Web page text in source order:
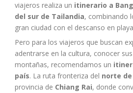
viajeros realiza un itinerario a
del sur de Tailandia, combinando
gran ciudad con el descanso en
Pero para los viajeros que buscan
adentrarse en la cultura, conocer
montañas, recomendamos un
país. La ruta fronteriza del norte
provincia de Chiang Rai, donde